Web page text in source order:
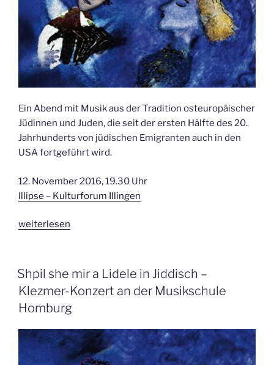
Ein Abend mit Musik aus der Tradition osteuropäischer
Jüdinnen und Juden, die seit der ersten Hälfte des 20.
Jahrhunderts von jüdischen Emigranten auch in den
USA fortgeführt wird.
12. November 2016, 19.30 Uhr
Illipse – Kulturforum Illingen
„Shpil
a
Lidele
in
Jiddisch
–
Klezmer-
Konzert
weiterlesen
VERÖFFENTLICHT
AM
Shpil she mir a Lidele in Jiddisch –
Klezmer-Konzert an der Musikschule
Homburg